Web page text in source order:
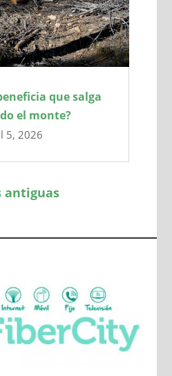
que salga
el monte?
5, 2026
antiguas